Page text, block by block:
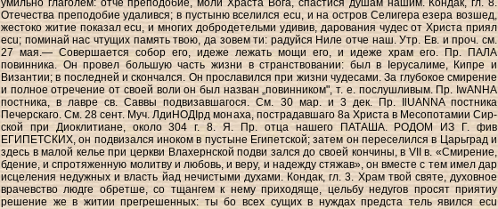
умильно глаголем: отче преподобие, моли Храста Вога, спастися душам нашим. Кондак, гл. 8.
Отечества преподобие удалився; в пустыню вселился ecu, и на остров Селигера езера возшед,
жестоко житие показал ecu, и многих добродетельми удивив, дарования чудес от Христа приял
ecu; поминай нас чтущих память твою, да зовем ти: радуйся Ниле отче наш. Утр. Ев. и проч. см.
27 мая.— Совершается собор его, идеже лежать мощи его, и идеже храм его. Пр. ПАЛА
повинника. Он провел большую часть жизни в странствовании: был в Іерусалиме, Кипре и
Византии; в последней и скончался. Он прославился при жизни чудесами. За глубокое смирение
и полное отречение от своей воли он был назван „повинником", т. е. послушливым. Пр. IwANHA
постника, в лавре св. Саввы подвизавшагося. См. 30 мар. и 3 дек. Пр. IlUANNA постника
Печерскаго. См. 28 сент. Муч. ЛдиНОДІрд монаха, пострадавшаго 8а Христа в Месопотамии Сир-
ской при Диоклитиане, около 304 г. 8. Я. Пр. отца нашего ПАТАША. РОДОМ ИЗ Г. фив
ЕГИПЕТСКИХ, он подвизался иноком в пустыне Египетской; затем он переселился в Царьград и
здесь в малой келье при церкви Влахернской подви зался до своей кончины, в VII в. «Смирение,
бдение, и спротяженную молитву и любовь, и веру, и надежду стяжав», он вместе с тем имел дар
исцеления недужных и власть йад нечистыми духами. Кондак, гл. 3. Храм твой святе, духовное
врачевство людге обретше, со тщангем к нему приходяще, цельбу недугов просят приятиу
решение же в житии прегрешенных: ты бо всех сущих в нуждах предста тель явился ecu